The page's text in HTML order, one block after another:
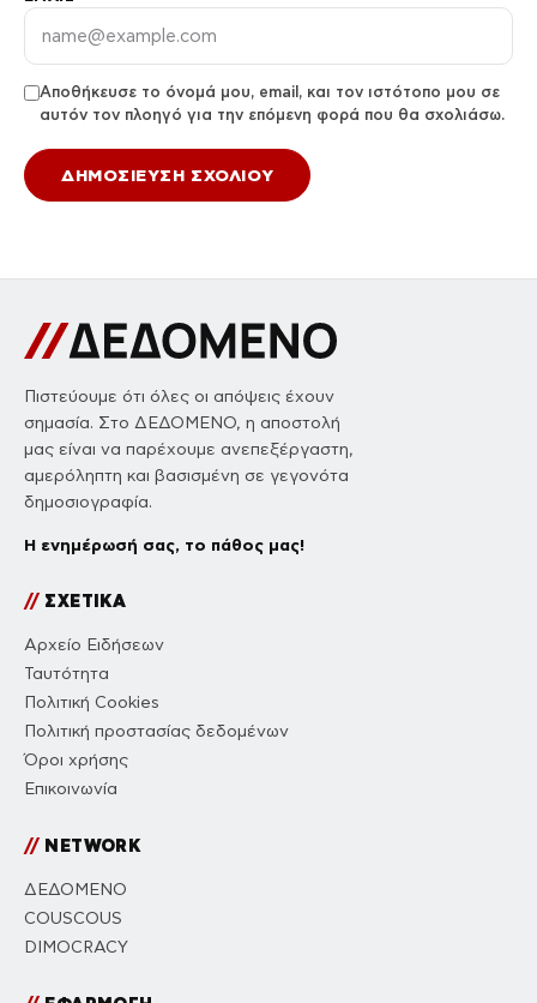
Αποθήκευσε το όνομά μου, email, και τον ιστότοπο μου σε
αυτόν τον πλοηγό για την επόμενη φορά που θα σχολιάσω.
Πιστεύουμε ότι όλες οι απόψεις έχουν
σημασία. Στο ΔΕΔΟΜΕΝΟ, η αποστολή
μας είναι να παρέχουμε ανεπεξέργαστη,
αμερόληπτη και βασισμένη σε γεγονότα
δημοσιογραφία.
Η ενημέρωσή σας, το πάθος μας!
//ΣΧΕΤΙΚΑ
Αρχείο Ειδήσεων
Ταυτότητα
Πολιτική Cookies
Πολιτική προστασίας δεδομένων
Όροι χρήσης
Επικοινωνία
//NETWORK
ΔΕΔΟΜΕΝΟ
COUSCOUS
DIMOCRACY